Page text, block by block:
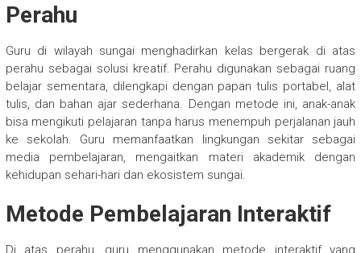
Perahu
Guru di wilayah sungai menghadirkan kelas bergerak di atas
perahu sebagai solusi kreatif. Perahu digunakan sebagai ruang
belajar sementara, dilengkapi dengan papan tulis portabel, alat
tulis, dan bahan ajar sederhana. Dengan metode ini, anak-anak
bisa mengikuti pelajaran tanpa harus menempuh perjalanan jauh
ke sekolah. Guru memanfaatkan lingkungan sekitar sebagai
media pembelajaran, mengaitkan materi akademik dengan
kehidupan sehari-hari dan ekosistem sungai.
Metode Pembelajaran Interaktif
Di atas perahu, guru menggunakan metode interaktif yang